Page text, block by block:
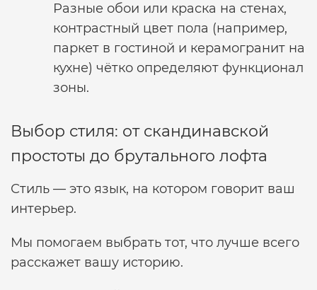
Разные обои или краска на стенах,
контрастный цвет пола (например,
паркет в гостиной и керамогранит на
кухне) чётко определяют функционал
зоны.
Выбор стиля: от скандинавской
простоты до брутального лофта
Стиль — это язык, на котором говорит ваш
интерьер.
Мы помогаем выбрать тот, что лучше всего
расскажет вашу историю.